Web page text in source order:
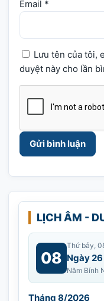
Email *
Lưu tên của tôi,
duyệt này cho lần
LỊCH ÂM -
08
Thứ bảy,
Ngày
Năm Bính
Tháng 8/2026